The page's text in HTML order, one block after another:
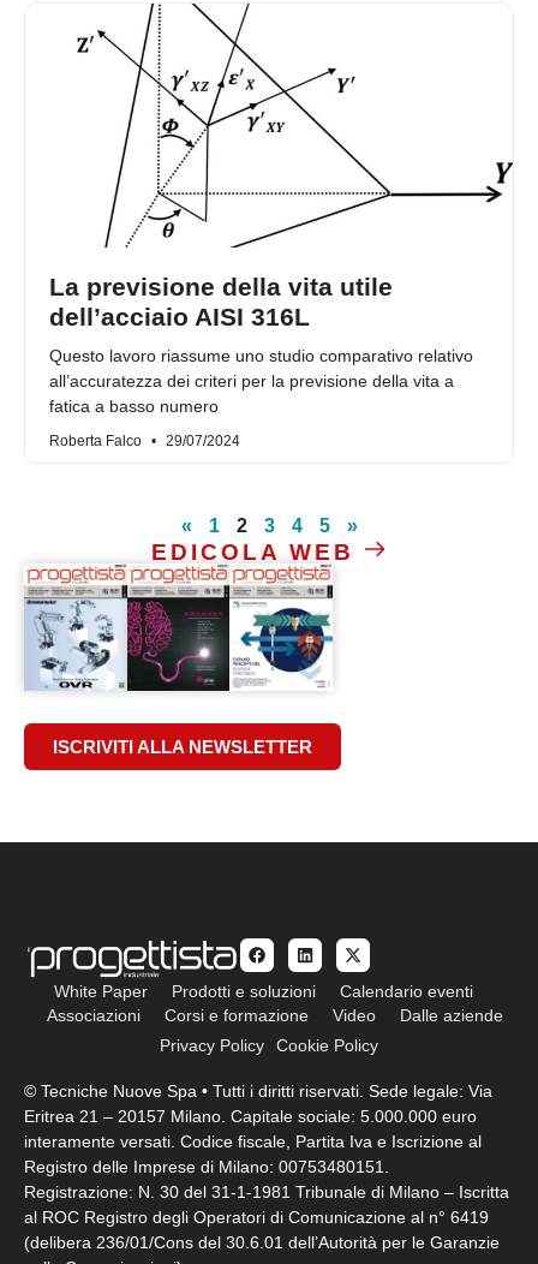
La previsione della vita utile
dell’acciaio AISI 316L
Questo lavoro riassume uno studio comparativo relativo
all’accuratezza dei criteri per la previsione della vita a
fatica a basso numero
Roberta Falco 29/07/2024
« 1 2 3 4 5 »
EDICOLA WEB
ISCRIVITI ALLA NEWSLETTER
White Paper Prodotti e soluzioni
Calendario eventi
Associazioni
Corsi e formazione Video
Dalle aziende
Privacy Policy
Cookie Policy
© Tecniche Nuove Spa • Tutti i diritti riservati. Sede legale: Via
Eritrea 21 – 20157 Milano. Capitale sociale: 5.000.000 euro
interamente versati. Codice fiscale, Partita Iva e Iscrizione al
Registro delle Imprese di Milano: 00753480151.
Registrazione: N. 30 del 31-1-1981 Tribunale di Milano – Iscritta
al ROC Registro degli Operatori di Comunicazione al n° 6419
(delibera 236/01/Cons del 30.6.01 dell’Autorità per le Garanzie